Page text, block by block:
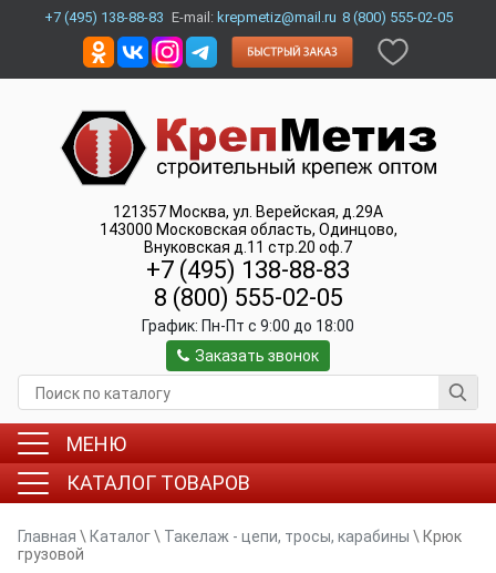
+7 (495) 138-88-83 E-mail: krepmetiz@mail.ru 8 (800) 555-02-05
121357 Москва, ул. Верейская, д.29А
143000 Московская область, Одинцово,
Внуковская д.11 стр.20 оф.7
+7 (495) 138-88-83
8 (800) 555-02-05
График: Пн-Пт c 9:00 до 18:00
Заказать звонок
МЕНЮ
КАТАЛОГ ТОВАРОВ
Главная \ Каталог\ Такелаж - цепи, тросы, карабины \ Крюк
грузовой